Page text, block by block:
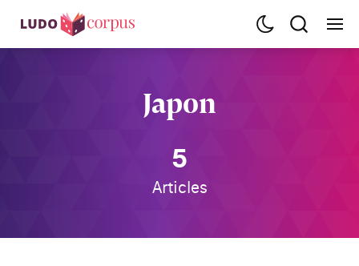
Japon
5
Articles